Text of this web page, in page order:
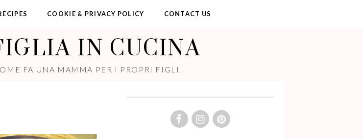
COOKIE & PRIVACY POLICY CONTACT US
IN CUCINA
FA UNA MAMMA PER I PROPRI FIGLI.